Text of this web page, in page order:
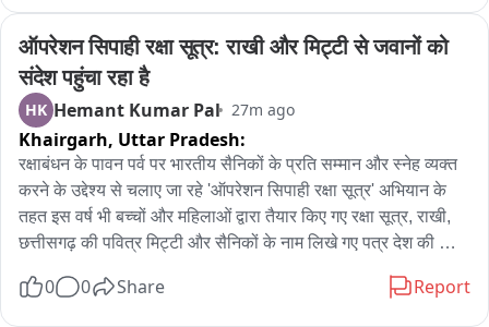
करना बंद करता है तो उसे ICU में ले जाते हैं मगर जब कई सारे अंग काम
करना बंद करता है तो उसे CCM में ले जाते हैं। यहाँ पर नेफ्रोलोजी,
गैस्ट्रोएंटरोलोजी और सेंट्रल नर्वस सिस्टम, इससे जुड़ी बीमारियां ठीक होती
हैं... इससे मरीजों को बहुत सुविधा मिलेगा। अभी 20 बिस्तरों का CCM शुरू
हुआ है तो जो भी गंभीर रूप से बीमार हैं, वो CCM में आएंगे।"
ऑपरेशन सिपाही रक्षा सूत्र: राखी और मिट्टी से जवानों को
संदेश पहुंचा रहा है
HK Hemant Kumar Pal 27m ago
Khairgarh, Uttar Pradesh:
रक्षाबंधन के पावन पर्व पर भारतीय सैनिकों के प्रति सम्मान और स्नेह व्यक्त
करने के उद्देश्य से चलाए जा रहे 'ऑपरेशन सिपाही रक्षा सूत्र' अभियान के
तहत इस वर्ष भी बच्चों और महिलाओं द्वारा तैयार किए गए रक्षा सूत्र, राखी,
छत्तीसगढ़ की पवित्र मिट्टी और सैनिकों के नाम लिखे गए पत्र देश की
सैनिक महासभा के अध्यक्ष महेंद्र प्रताप सिंह राणा ने बताया कि यह इस
0 0 Share Report